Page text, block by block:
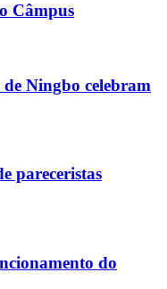
Câmpus
Ningbo celebram
pareceristas
do